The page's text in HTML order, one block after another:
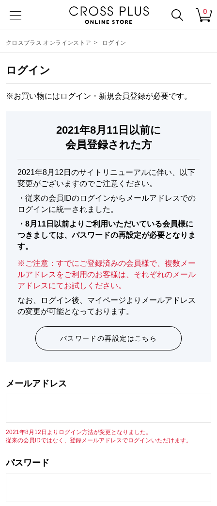
0
クロスプラス オンラインストア > ログイン
ログイン
※お買い物にはログイン・ 新規会員登録が必要です。
2021年8月11日以前に
会員登録された方
2021年8月12日のサイトリニューアルに伴い、以下
変更がございますのでご注意ください。
・ 従来の会員IDのログインからメールアドレスでの
ログインに統一されました。
・ 8月11日以前よりご利用いただいている会員様に
つきましては、パスワードの再設定が必要となりま
す。
※ご注意：すでにご登録済みの会員様で、複数メー
ルアドレスをご利用のお客様は、それぞれのメール
アドレスにてお試しください。
なお、ログイン後、マイページよりメールアドレス
の変更が可能となっております。
パスワードの再設定はこちら
メールアドレス
2021年8月12日よりログイン方法が変更となりました。
従来の会員IDではなく、登録メールアドレスでログインいただけます。
パスワード